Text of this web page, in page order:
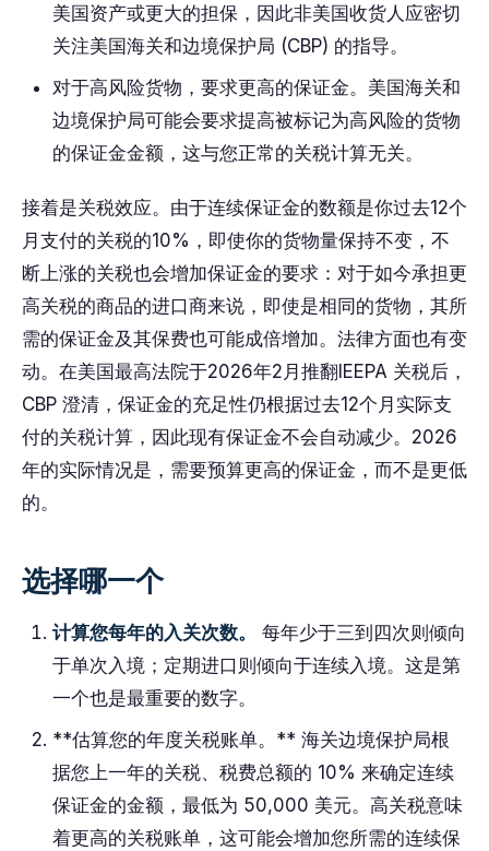
美国资产或更大的担保，因此非美国收货人应密切
关注美国海关和边境保护局 (CBP) 的指导。
对于高风险货物，要求更高的保证金。美国海关和
边境保护局可能会要求提高被标记为高风险的货物
的保证金金额，这与您正常的关税计算无关。
接着是关税效应。由于连续保证金的数额是你过去12个
月支付的关税的10%，即使你的货物量保持不变，不
断上涨的关税也会增加保证金的要求：对于如今承担更
高关税的商品的进口商来说，即使是相同的货物，其所
需的保证金及其保费也可能成倍增加。法律方面也有变
动。在美国最高法院于2026年2月推翻IEEPA 关税后，
CBP 澄清，保证金的充足性仍根据过去12个月实际支
付的关税计算，因此现有保证金不会自动减少。2026
年的实际情况是，需要预算更高的保证金，而不是更低
的。
选择哪一个
计算您每年的入关次数。
每年少于三到四次则倾向
于单次入境；定期进口则倾向于连续入境。这是第
一个也是最重要的数字。
**估算您的年度关税账单。** 海关边境保护局根
据您上一年的关税、税费总额的 10% 来确定连续
保证金的金额，最低为 50,000 美元。高关税意味
着更高的关税账单，这可能会增加您所需的连续保